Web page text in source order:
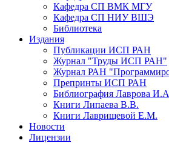
Кафедра СП ВМК МГУ
Кафедра СП НИУ ВШЭ
Библиотека
Издания
Публикации ИСП РАН
Журнал "Труды ИСП РАН"
Журнал РАН
Препринты ИСП РАН
Библиография Лаврова
Книги Липаева В.В.
Книги Лаврищевой Е.М.
Новости
Лицензии